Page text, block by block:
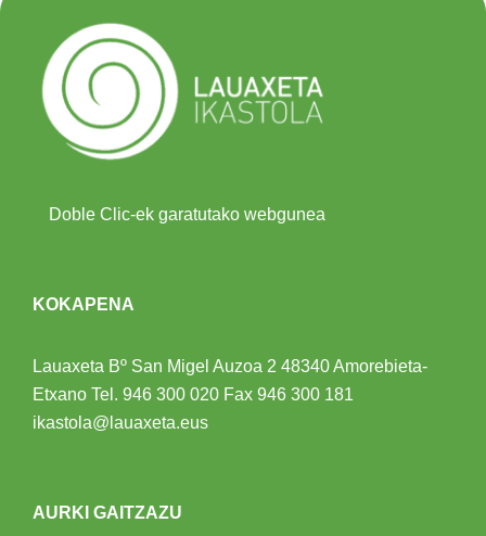
Doble Clic-ek garatutako webgunea
KOKAPENA
Lauaxeta Bº San Migel Auzoa 2 48340 Amorebieta-
Etxano Tel. 946 300 020 Fax 946 300 181
ikastola@lauaxeta.eus
AURKI GAITZAZU